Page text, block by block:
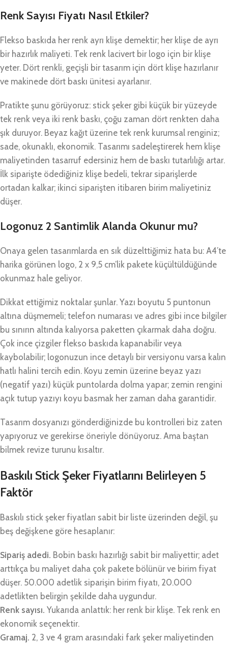
Renk Sayısı Fiyatı Nasıl Etkiler?
Flekso baskıda her renk ayrı klişe demektir; her klişe de ayrı
bir hazırlık maliyeti. Tek renk lacivert bir logo için bir klişe
yeter. Dört renkli, geçişli bir tasarım için dört klişe hazırlanır
ve makinede dört baskı ünitesi ayarlanır.
Pratikte şunu görüyoruz: stick şeker gibi küçük bir yüzeyde
tek renk veya iki renk baskı, çoğu zaman dört renkten daha
şık duruyor. Beyaz kağıt üzerine tek renk kurumsal renginiz;
sade, okunaklı, ekonomik. Tasarımı sadeleştirerek hem klişe
maliyetinden tasarruf edersiniz hem de baskı tutarlılığı artar.
İlk siparişte ödediğiniz klişe bedeli, tekrar siparişlerde
ortadan kalkar; ikinci siparişten itibaren birim maliyetiniz
düşer.
Logonuz 2 Santimlik Alanda Okunur mu?
Onaya gelen tasarımlarda en sık düzelttiğimiz hata bu: A4’te
harika görünen logo, 2 x 9,5 cm’lik pakete küçültüldüğünde
okunmaz hale geliyor.
Dikkat ettiğimiz noktalar şunlar. Yazı boyutu 5 puntonun
altına düşmemeli; telefon numarası ve adres gibi ince bilgiler
bu sınırın altında kalıyorsa paketten çıkarmak daha doğru.
Çok ince çizgiler flekso baskıda kapanabilir veya
kaybolabilir; logonuzun ince detaylı bir versiyonu varsa kalın
hatlı halini tercih edin. Koyu zemin üzerine beyaz yazı
(negatif yazı) küçük puntolarda dolma yapar; zemin rengini
açık tutup yazıyı koyu basmak her zaman daha garantidir.
Tasarım dosyanızı gönderdiğinizde bu kontrolleri biz zaten
yapıyoruz ve gerekirse öneriyle dönüyoruz. Ama baştan
bilmek revize turunu kısaltır.
Baskılı Stick Şeker Fiyatlarını Belirleyen 5
Faktör
Baskılı stick şeker fiyatları sabit bir liste üzerinden değil, şu
beş değişkene göre hesaplanır:
Sipariş adedi. Bobin baskı hazırlığı sabit bir maliyettir; adet
arttıkça bu maliyet daha çok pakete bölünür ve birim fiyat
düşer. 50.000 adetlik siparişin birim fiyatı, 20.000
adetlikten belirgin şekilde daha uygundur.
Renk sayısı. Yukarıda anlattık: her renk bir klişe. Tek renk en
ekonomik seçenektir.
Gramaj. 2, 3 ve 4 gram arasındaki fark şeker maliyetinden